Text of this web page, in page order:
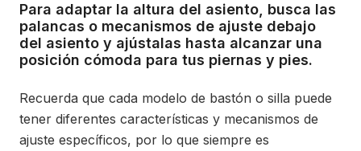
Para adaptar la altura del asiento, busca las
palancas o mecanismos de ajuste debajo
del asiento y ajústalas hasta alcanzar una
posición cómoda para tus piernas y pies.
Recuerda que cada modelo de bastón o silla puede
tener diferentes características y mecanismos de
ajuste específicos, por lo que siempre es